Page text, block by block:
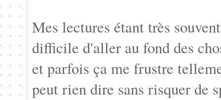
Mes lectures étant très
difficile d'aller au fond des
et parfois ça me frustre
peut rien dire sans risquer de